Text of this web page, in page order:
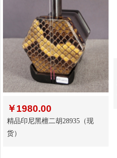
￥1980.00
精品印尼黑檀二胡28935（现
货）